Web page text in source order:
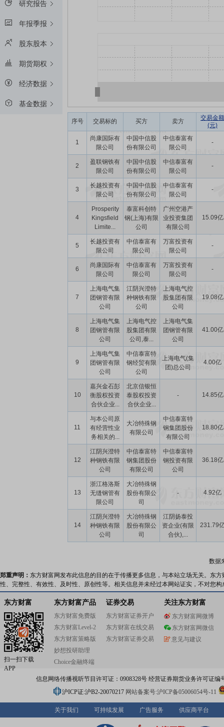
研究报告
年报季报
股东股本
期货期权
经济数据
基金数据
序号 交易标的 买方 卖方
交易金额
(元)
1
尚康国际有
限公司
中国中信股
份有限公司
中信泰富有
限公司
-
2
盈联钢铁有
限公司
中国中信股
份有限公司
中信泰富有
限公司
-
3
长越投资有
限公司
中国中信股
份有限公司
中信泰富有
限公司
-
4
Prosperity
Kingsfield
Limite...
泰富科创特
钢(上海)有限
公司
广州空港产
业投资集团
有限公司
15.09亿
5
长越投资有
限公司
中信泰富有
限公司
万富投资有
限公司
-
6
尚康国际有
限公司
中信泰富有
限公司
万富投资有
限公司
-
7
上海电气集
团钢管有限
公司
江阴兴澄特
种钢铁有限
公司
上海电气控
股集团有限
公司
19.08亿
8
上海电气集
团钢管有限
公司
上海电气控
股集团有限
公司,泰...
上海电气集
团钢管有限
公司
41.00亿
9
上海电气集
团钢管有限
公司
中信泰富特
钢经贸有限
公司
上海电气(集
团)总公司
4.00亿
10
嘉兴金石彭
衡股权投资
合伙企业...
北京信银恒
泰股权投资
合伙企业...
- 14.85亿
11
与本公司原
有经营性业
务相关的...
大冶特殊钢
有限公司
中信泰富特
钢集团股份
有限公司
18.80亿
12
江阴兴澄特
种钢铁有限
公司
中信泰富特
钢集团股份
有限公司
中信泰富特
钢投资有限
公司
36.18亿
13
浙江格洛斯
无缝钢管有
限公司
大冶特殊钢
股份有限公
司
- 4.92亿
14
江阴兴澄特
种钢铁有限
公司
大冶特殊钢
股份有限公
司
江阴扬泰投
资企业(有限
合伙),...
231.79
数据
郑重声明： 东方财富网发布此信息的目的在于传播更多信息，与本站立场无关。东
性、完整性、有效性、及时性、原创性等。相关信息并未经过本网站证实，不对您
东方财富
扫一扫下载
APP
东方财富产品
东方财富免费版
东方财富Level-2
东方财富策略版
妙想投研助理
Choice金融终端
证券交易
东方财富证券开户
东方财富在线交易
东方财富证券交易
关注东方财富
东方财富网微博
东方财富网微信
意见与建议
信息网络传播视听节目许可证：0908328号 经营证券期货业务许可证编
沪ICP证:沪B2-20070217 网站备案号:沪ICP备05006054号-11
关于我们 可持续发展 广告服务 供应商平台